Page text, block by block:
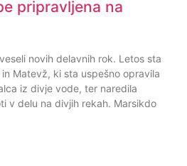
pripravljena na
novih delavnih rok. Letos sta
Matevž, ki sta uspešno opravila
iz divje vode, ter naredila
v delu na divjih rekah. Marsikdo